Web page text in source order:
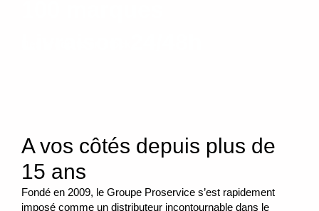
A vos côtés depuis plus de
15 ans
Fondé en 2009, le Groupe Proservice s’est rapidement
imposé comme un distributeur incontournable dans le